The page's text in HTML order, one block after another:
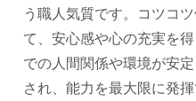
う職人気質です。コツコ
て、安心感や心の充実を
での人間関係や環境が安
され、能力を最大限に発